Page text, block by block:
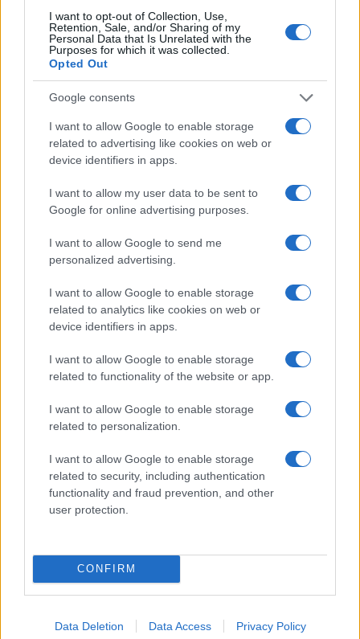
I want to opt-out of Collection, Use,
Retention, Sale, and/or Sharing of my
Personal Data that Is Unrelated with the
Purposes for which it was collected.
Opted Out
Google consents
I want to allow Google to enable storage
related to advertising like cookies on web or
device identifiers in apps.
I want to allow my user data to be sent to
Google for online advertising purposes.
I want to allow Google to send me
personalized advertising.
I want to allow Google to enable storage
related to analytics like cookies on web or
device identifiers in apps.
I want to allow Google to enable storage
related to functionality of the website or app.
I want to allow Google to enable storage
related to personalization.
I want to allow Google to enable storage
related to security, including authentication
functionality and fraud prevention, and other
user protection.
CONFIRM
Data Deletion Data Access Privacy Policy
της Ζωής μας
Οι άνθρωποι, οι αυθεντικές ιστορίες,
πολιτισμός που μας ενώνει κάθε μέρα.
ΟΣΑ ΧΡΕΙΑΖΕΣΑΙ
ΓΙΑ ΤΟ ΚΑΛΟΚΑΙΡΙ ΣΟΥ →
ΤΟ ΠΑΡΟΝ ΤΗΣ ΚΥΡΙΑΚΗΣ